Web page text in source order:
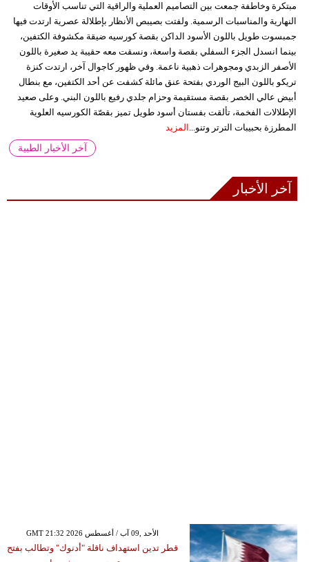
مبتكرة وخاطفة جمعت بين التصاميم العملية والراقية التي تناسب الأوقات
النهارية والمناسبات الرسمية. ولفتت بصيبص الأنظار بإطلالة عصرية ارتدت فيها
جمبسوت طويل باللون الأسود الداكن بقصة كورسيه ضيقة مكشوفة الكتفين،
بينما انسدل الجزء السفلي بقصة واسعة، ونسقت معه حقيبة يد صغيرة باللون
الأصفر الزبدي ومجوهرات ذهبية ناعمة. وفي ظهور كاجوال آخر، ارتدت كنزة
تريكو باللون البيج الوردي بفتحة عنق مائلة كشفت عن أحد الكتفين، مع بنطال
أبيض عالي الخصر بقصة مستقيمة وحزام جلدي رفيع باللون البني. وعلى صعيد
الإطلالات الفخمة، تألقت بفستان أسود طويل تميز بقصّة الكورسيه العلوية
المطرزة بحبيبات الترتر وتنو... المزيد
آخر الأخبار الطبية
آخر الأخبار
GMT 21:32 2026 الأحد ,09 آب / أغسطس
قطر تدين استهداف ناقلة "أدنوك" وتطالب بفتح